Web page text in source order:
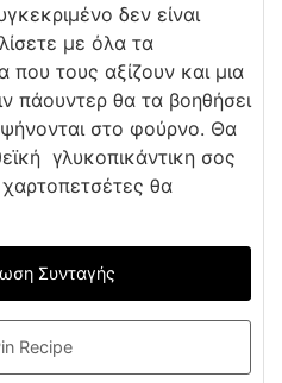
δεν είναι
με όλα τα
τους αξίζουν και μια
πάουντερ θα τα βοηθήσει
στο φούρνο. Θα
γλυκοπικάντικη σος
χαρτοπετσέτες θα
Συνταγής
Recipe